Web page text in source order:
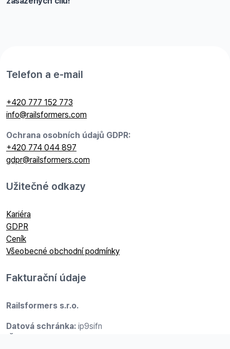
Telefon a e-mail
+420 777 152 773
info@railsformers.com
Ochrana osobních údajů GDPR:
+420 774 044 897
gdpr@railsformers.com
Užitečné odkazy
Kariéra
GDPR
Ceník
Všeobecné obchodní podmínky
Fakturační údaje
Railsformers s.r.o.
Datová schránka: ip9sifn